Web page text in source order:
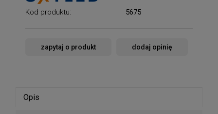
Kod produktu: 5675
zapytaj o produkt dodaj opinię
Opis